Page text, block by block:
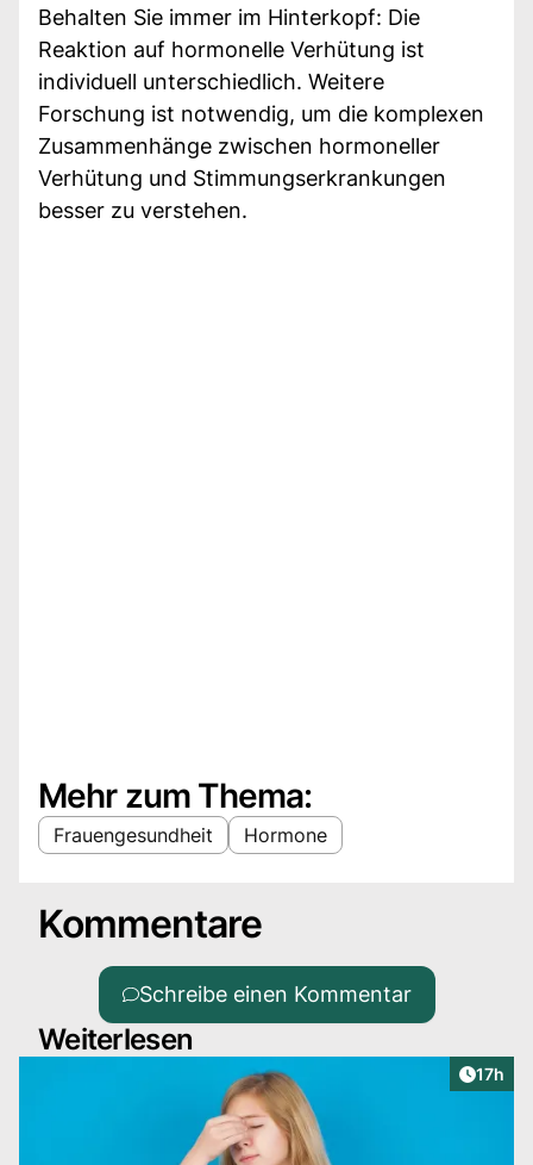
Behalten Sie immer im Hinterkopf: Die
Reaktion auf hormonelle Verhütung ist
individuell unterschiedlich. Weitere
Forschung ist notwendig, um die komplexen
Zusammenhänge zwischen hormoneller
Verhütung und Stimmungserkrankungen
besser zu verstehen.
Mehr zum Thema:
Frauengesundheit Hormone
Kommentare
Schreibe einen Kommentar
Weiterlesen
Artikel
17h